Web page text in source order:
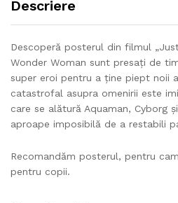
Descriere
Descoperă posterul din filmul
Wonder Woman sunt presați de
super eroi pentru a ţine piept noii
catastrofal asupra omenirii este
care se alătură Aquaman, Cyborg
aproape imposibilă de a restabili
Recomandăm posterul, pentru
pentru copii.